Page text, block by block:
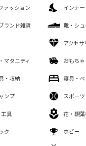
ァッション インナ
ランド雑貨 靴・シ
アクセサ
マタニティ おもちゃ
・収納 寝具・
ンプ スポーツ
具 花・観
ク ホビー